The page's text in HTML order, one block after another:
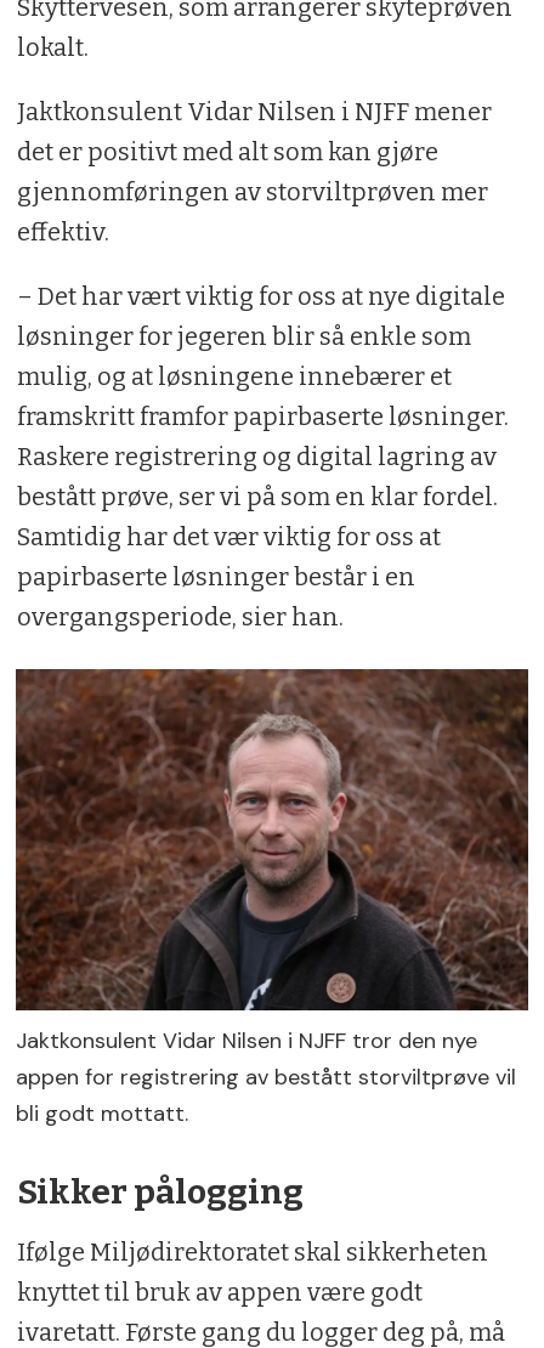
Skyttervesen, som arrangerer skyteprøven
lokalt.
Jaktkonsulent Vidar Nilsen i NJFF mener
det er positivt med alt som kan gjøre
gjennomføringen av storviltprøven mer
effektiv.
– Det har vært viktig for oss at nye digitale
løsninger for jegeren blir så enkle som
mulig, og at løsningene innebærer et
framskritt framfor papirbaserte løsninger.
Raskere registrering og digital lagring av
bestått prøve, ser vi på som en klar fordel.
Samtidig har det vær viktig for oss at
papirbaserte løsninger består i en
overgangsperiode, sier han.
Jaktkonsulent Vidar Nilsen i NJFF tror den nye
appen for registrering av bestått storviltprøve vil
bli godt mottatt.
Sikker pålogging
Ifølge Miljødirektoratet skal sikkerheten
knyttet til bruk av appen være godt
ivaretatt. Første gang du logger deg på, må